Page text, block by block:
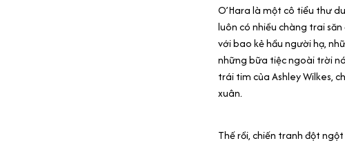
O’Hara là một cô tiểu thư
luôn có nhiều chàng trai
với bao kẻ hầu người hạ,
những bữa tiệc ngoài trời
trái tim của Ashley Wilkes,
xuân.
Thế rồi, chiến tranh đột